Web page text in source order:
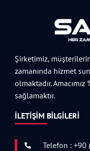
Şirketimiz,
zamanında hizmet
olmaktadır.
sağlamaktır.
İLETIŞIM BILGILERI
Telefon : +90